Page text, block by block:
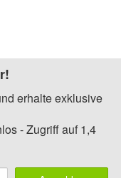
erhalte exklusive
- Zugriff auf 1,4